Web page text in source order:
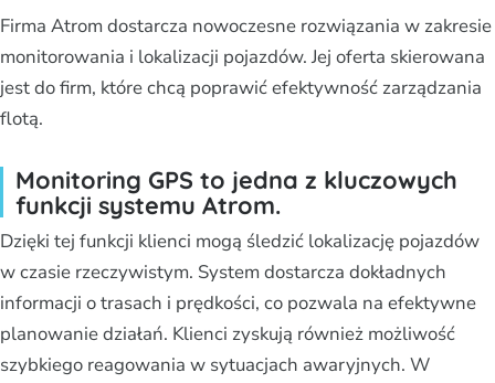
Firma Atrom dostarcza nowoczesne rozwiązania w zakresie
monitorowania i lokalizacji pojazdów. Jej oferta skierowana
jest do firm, które chcą poprawić efektywność zarządzania
flotą.
Monitoring GPS to jedna z kluczowych
funkcji systemu Atrom.
Dzięki tej funkcji klienci mogą śledzić lokalizację pojazdów
w czasie rzeczywistym. System dostarcza dokładnych
informacji o trasach i prędkości, co pozwala na efektywne
planowanie działań. Klienci zyskują również możliwość
szybkiego reagowania w sytuacjach awaryjnych. W